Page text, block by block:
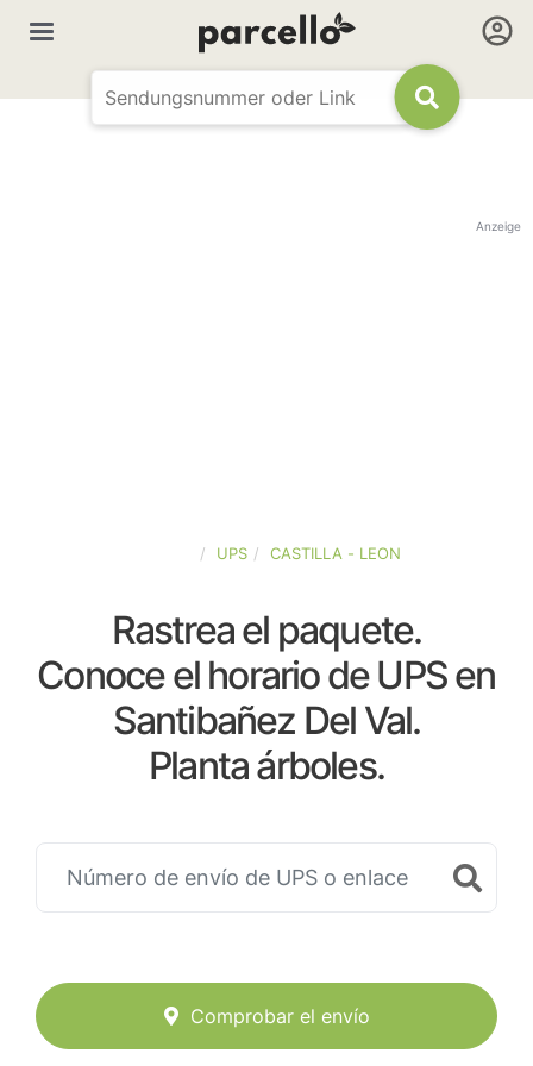
Anzeige
UPS CASTILLA - LEON
Rastrea el paquete.
Conoce el horario de UPS en
Santibañez Del Val.
Planta árboles.
Comprobar el envío